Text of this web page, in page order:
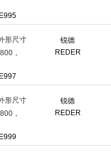
锐德
REDER
形尺寸
，
锐德
REDER
形尺寸
，